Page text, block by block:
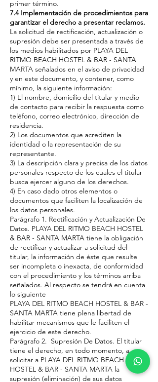
primer término.
7.4 Implementación de procedimientos para
garantizar el derecho a presentar reclamos.
La solicitud de rectificación, actualización o
supresión debe ser presentada a través de
los medios habilitados por PLAYA DEL
RITMO BEACH HOSTEL & BAR - SANTA
MARTA señalados en el aviso de privacidad
y en este documento, y contener, como
mínimo, la siguiente información:
1) El nombre, domicilio del titular y medio
de contacto para recibir la respuesta como
teléfono, correo electrónico, dirección de
residencia.
2) Los documentos que acrediten la
identidad o la representación de su
representante.
3) La descripción clara y precisa de los datos
personales respecto de los cuales el titular
busca ejercer alguno de los derechos.
4) En caso dado otros elementos o
documentos que faciliten la localización de
los datos personales.
Parágrafo 1. Rectificación y Actualización De
Datos. PLAYA DEL RITMO BEACH HOSTEL
& BAR - SANTA MARTA tiene la obligación
de rectificar y actualizar a solicitud del
titular, la información de éste que resulte
ser incompleta o inexacta, de conformidad
con el procedimiento y los términos arriba
señalados. Al respecto se tendrá en cuenta
lo siguiente
PLAYA DEL RITMO BEACH HOSTEL & BAR -
SANTA MARTA tiene plena libertad de
habilitar mecanismos que le faciliten el
ejercicio de este derecho.
Parágrafo 2. Supresión De Datos. El titular
tiene el derecho, en todo momento, a
solicitar a PLAYA DEL RITMO BEACH
HOSTEL & BAR - SANTA MARTA la
supresión (eliminación) de sus datos